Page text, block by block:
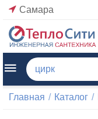
Самара
Главная / Каталог /